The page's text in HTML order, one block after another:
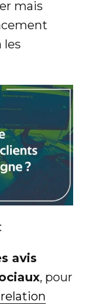
mais
les
avis
, pour